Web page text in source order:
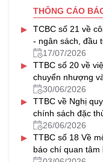
THÔNG CÁO
▸
TCBC số 21 về
- ngân sách, đầu
năm, triển khai
17/07/2026
▸
TTBC số 20 về
chuyển nhượng
30/06/2026
▸
TTBC về Nghị
chính sách đặc
khai thác nhà,
máy và đơn vị
26/06/2026
▸
TTBC số 18 Về
báo chí quan tâm